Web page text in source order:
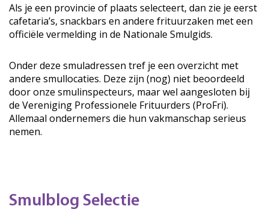
Als je een provincie of plaats selecteert, dan zie je eerst
cafetaria’s, snackbars en andere frituurzaken met een
officiële vermelding in de Nationale Smulgids.
Onder deze smuladressen tref je een overzicht met
andere smullocaties. Deze zijn (nog) niet beoordeeld
door onze smulinspecteurs, maar wel aangesloten bij
de Vereniging Professionele Frituurders (ProFri).
Allemaal ondernemers die hun vakmanschap serieus
nemen.
Smulblog Selectie